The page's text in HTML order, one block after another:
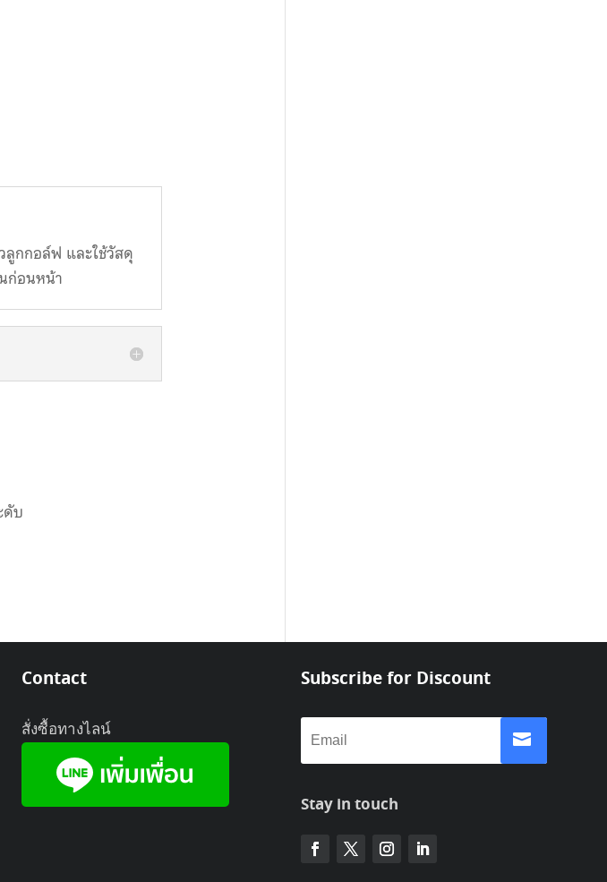
ลูกกอล์ฟ และใช้วัสดุ
ก่อนหน้า
บ
Contact
สั่งซื้อทางไลน์
Subscribe for Discount
Stay in touch